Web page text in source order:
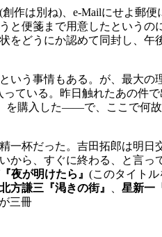
作は別ね)、e-Mailにせよ郵便
と便箋まで用意したというの
どうにか認めて同封し、午
う事情もある。が、最大の
ている。昨日触れたあの件
を購入した――で、ここで何
杯だった。吉田拓郎は明日
から、すぐに終わる、と言っ
夜が明けたら』 (このタイトル
北方謙三『渇きの街』 星新一
三冊